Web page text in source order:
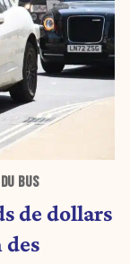
BUS
de dollars